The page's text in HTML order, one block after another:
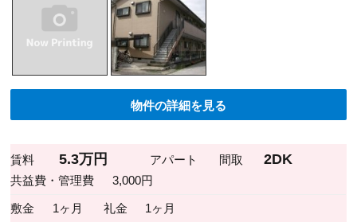
物件の詳細を見る
賃料 5.3万円 アパート 間取 2DK
共益費・管理費 3,000円
敷金 1ヶ月 礼金 1ヶ月